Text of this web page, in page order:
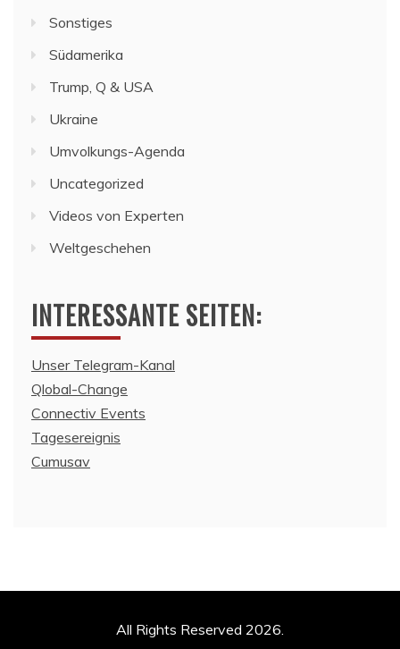
Sonstiges
Südamerika
Trump, Q & USA
Ukraine
Umvolkungs-Agenda
Uncategorized
Videos von Experten
Weltgeschehen
INTERESSANTE SEITEN:
Unser Telegram-Kanal
Qlobal-Change
Connectiv Events
Tagesereignis
Cumusav
All Rights Reserved 2026.